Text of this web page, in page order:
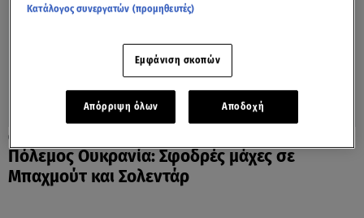
Πόλεμος Ουκρανία: Σφοδρές μάχες σε
Μπαχμούτ και Σολεντάρ
Κατάλογος συνεργατών (προμηθευτές)
Εμφάνιση σκοπών
Απόρριψη όλων Αποδοχή